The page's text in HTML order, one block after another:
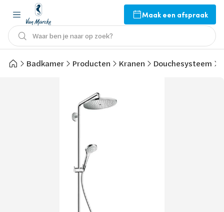
Maak een afspraak
Waar ben je naar op zoek?
Badkamer Producten Kranen Douchesysteem